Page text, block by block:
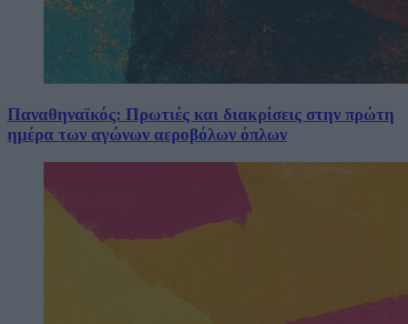
Παναθηναϊκός: Πρωτιές και διακρίσεις στην πρώτη
ημέρα των αγώνων αεροβόλων όπλων